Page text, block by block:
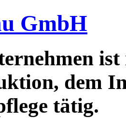
GmbH
dem
tätig.